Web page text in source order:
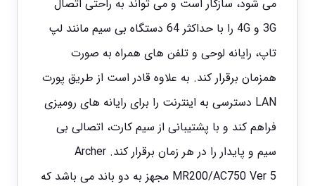
می شود، سازگار است و می تواند به راحتی اتصال
3G و 4G را با حداکثر 64 دستگاه بی سیم مانند لپ
تاپ، رایانه لوحی و تلفن های همراه به صورت
همزمان برقرار کند. به علاوه قادر است از طریق پورت
LAN دسترسی به اینترنت را برای رایانه های رومیزی
فراهم کند و با پشتیبانی از سیم کارت، اتصالی بی
سیم و پایدار را در هر زمان برقرار کند. Archer
MR200/AC750 Ver 5 مجهز به دو باند می باشد که